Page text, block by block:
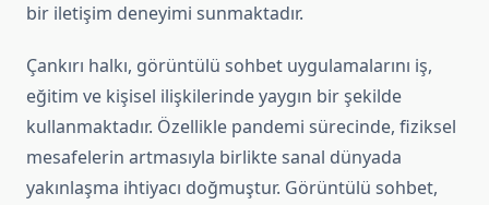
bir iletişim deneyimi sunmaktadır.
Çankırı halkı, görüntülü sohbet uygulamalarını iş,
eğitim ve kişisel ilişkilerinde yaygın bir şekilde
kullanmaktadır. Özellikle pandemi sürecinde, fiziksel
mesafelerin artmasıyla birlikte sanal dünyada
yakınlaşma ihtiyacı doğmuştur. Görüntülü sohbet,